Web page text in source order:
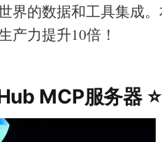
界的数据和工具集成
产力提升10倍！
MCP服务器